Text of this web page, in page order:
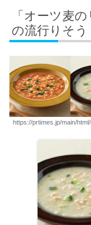
「オーツ麦
の流行りそう
https://prtimes.jp/main/